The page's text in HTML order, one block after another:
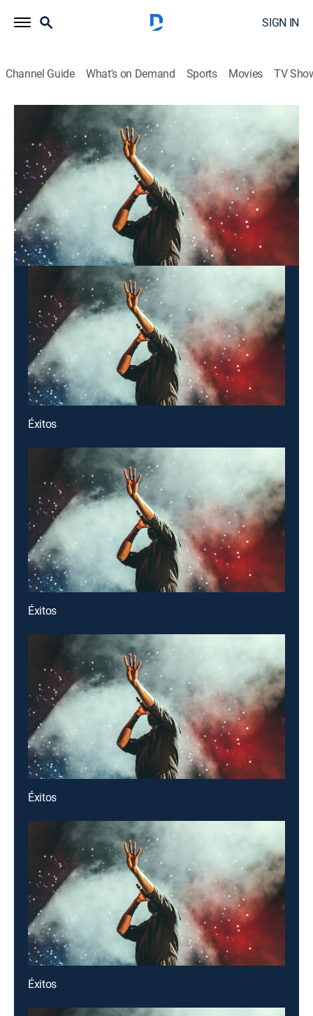
SIGN IN
Channel Guide What's on Demand Sports Movies TV
Éxitos
Music | 2026
Conteo regresivo que presenta los 13 momentos
estelares en la carrera de los artistas más famosos.
This content is currently unavailable with a DIRECTV
Package or Genre Pack.
Éxitos
Éxitos
Éxitos
Éxitos